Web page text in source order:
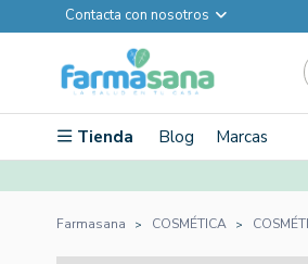
Contacta con nosotros
Tienda Blog Marcas
Farmasana COSMÉTICA